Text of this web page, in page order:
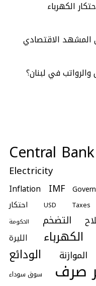
الكهرباء
المشهد الاقتصادي
في لبنان؟
Central Bank
Electricity
IMF
Inflation
Taxes
USD احتكار
التضخم
الحكومة
الكهرباء الليرة
الموازنة الودائع
صرف سوق سوداء